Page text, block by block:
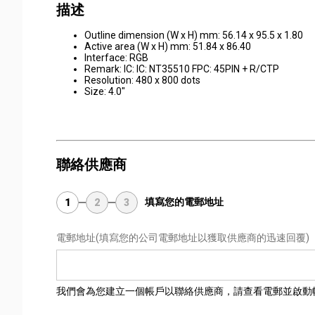
描述
Outline dimension (W x H) mm: 56.14 x 95.5 x 1.80
Active area (W x H) mm: 51.84 x 86.40
Interface: RGB
Remark: IC: IC: NT35510 FPC: 45PIN + R/CTP
Resolution: 480 x 800 dots
Size: 4.0"
聯絡供應商
1 2 3 填寫您的電郵地址
電郵地址(填寫您的公司電郵地址以獲取供應商的迅速回覆)
我們會為您建立一個帳戶以聯絡供應商，請查看電郵並啟動